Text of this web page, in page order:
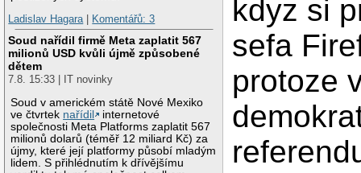
Ladislav Hagara| Komentářů: 3
Soud nařídil firmě Meta zaplatit 567
milionů USD kvůli újmě způsobené
dětem
7.8. 15:33 | IT novinky
Soud v americkém státě Nové Mexiko
ve čtvrtek nařídil
internetové
společnosti Meta Platforms zaplatit 567
milionů dolarů (téměř 12 miliard Kč) za
újmy, které její platformy působí mladým
lidem. S přihlédnutím k dřívějšímu
kdyz si
sefa
protoze